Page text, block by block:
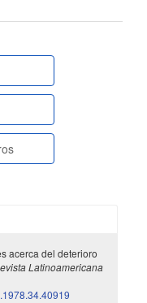
acerca del deterioro
Latinoamericana